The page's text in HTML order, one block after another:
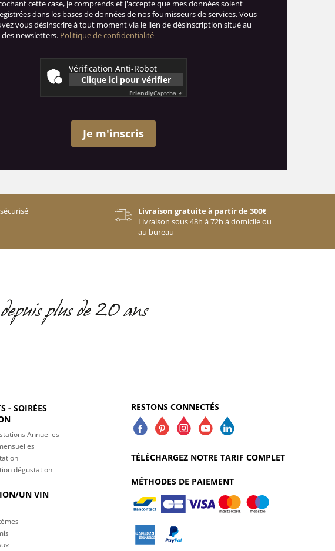
cette case, je comprends et j'accepte que mes données soient
dans les bases de données de nos fournisseurs de services. Vous
vous désinscrire à tout moment via le lien de désinscription situé au
des newsletters. Politique de confidentialité
Vérification Anti-Robot
Clique ici pour vérifier
FriendlyCaptcha ⇗
Je m'inscris
Livraison gratuite à partir de 300€
Livraison sous 48h à 72h à domicile ou
au bureau
- SOIRÉES
Annuelles
dégustation
UN VIN
RESTONS CONNECTÉS
TÉLÉCHARGEZ NOTRE TARIF COMPLET
MÉTHODES DE PAIEMENT